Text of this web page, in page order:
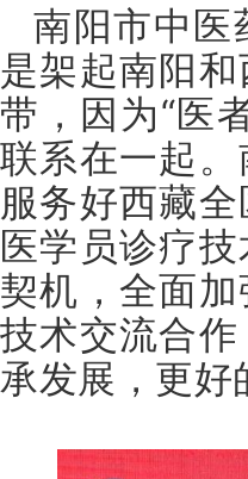
南阳市中医
是架起南阳
带，因为“医
联系在一起
服务好西藏
医学员诊疗
契机，全面
技术交流合
承发展，更好